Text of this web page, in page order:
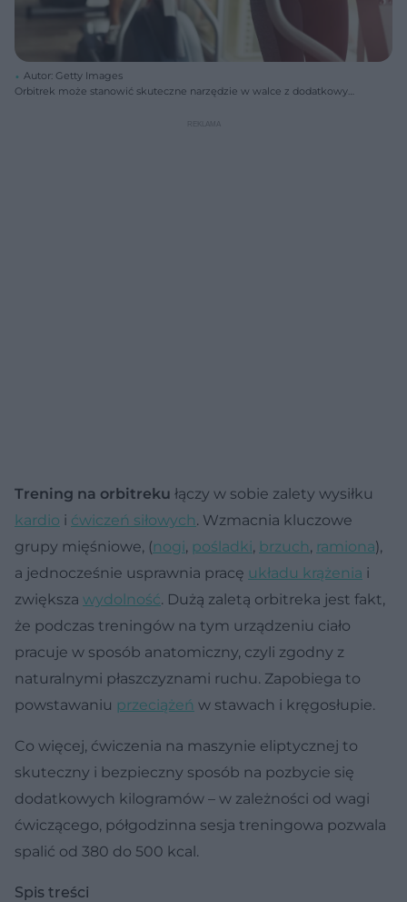
Autor: Getty Images
Orbitrek może stanowić skuteczne narzędzie w walce z dodatkowymi
Trening na orbitreku łączy w sobie zalety wysiłku
kardio i ćwiczeń siłowych. Wzmacnia kluczowe
grupy mięśniowe, (nogi, pośladki, brzuch, ramiona),
a jednocześnie usprawnia pracę układu krążenia i
zwiększa wydolność. Dużą zaletą orbitreka jest fakt,
że podczas treningów na tym urządzeniu ciało
pracuje w sposób anatomiczny, czyli zgodny z
naturalnymi płaszczyznami ruchu. Zapobiega to
powstawaniu przeciążeń w stawach i kręgosłupie.
Co więcej, ćwiczenia na maszynie eliptycznej to
skuteczny i bezpieczny sposób na pozbycie się
dodatkowych kilogramów – w zależności od wagi
ćwiczącego, półgodzinna sesja treningowa pozwala
spalić od 380 do 500 kcal.
Spis treści